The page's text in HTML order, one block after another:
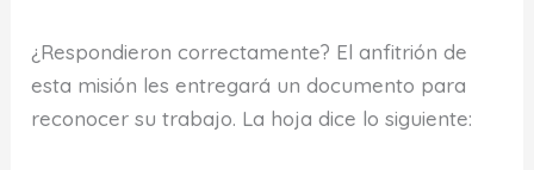
¿Respondieron correctamente? El anfitrión de
esta misión les entregará un documento para
reconocer su trabajo. La hoja dice lo siguiente: